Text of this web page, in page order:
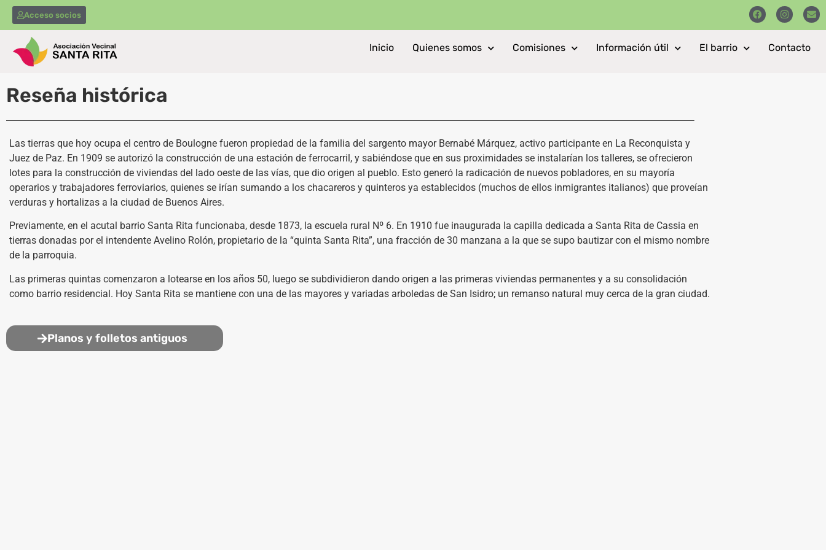
Acceso socios
Inicio Quienes somos Comisiones Información útil El barrio Contacto
Reseña histórica
Las tierras que hoy ocupa el centro de Boulogne fueron propiedad de la familia del sargento mayor Bernabé Márquez, activo participante en La Reconquista y
Juez de Paz. En 1909 se autorizó la construcción de una estación de ferrocarril, y sabiéndose que en sus proximidades se instalarían los talleres, se ofrecieron
lotes para la construcción de viviendas del lado oeste de las vías, que dio origen al pueblo. Esto generó la radicación de nuevos pobladores, en su mayoría
operarios y trabajadores ferroviarios, quienes se irían sumando a los chacareros y quinteros ya establecidos (muchos de ellos inmigrantes italianos) que proveían
verduras y hortalizas a la ciudad de Buenos Aires.
Previamente, en el acutal barrio Santa Rita funcionaba, desde 1873, la escuela rural Nº 6. En 1910 fue inaugurada la capilla dedicada a Santa Rita de Cassia en
tierras donadas por el intendente Avelino Rolón, propietario de la “quinta Santa Rita”, una fracción de 30 manzana a la que se supo bautizar con el mismo nombre
de la parroquia.
Las primeras quintas comenzaron a lotearse en los años 50, luego se subdividieron dando origen a las primeras viviendas permanentes y a su consolidación
como barrio residencial. Hoy Santa Rita se mantiene con una de las mayores y variadas arboledas de San Isidro; un remanso natural muy cerca de la gran ciudad.
Planos y folletos antiguos